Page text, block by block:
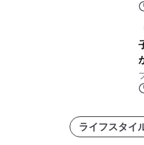
ライフスタイ